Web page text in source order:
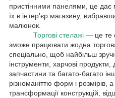
пристінними панелями, це дає
їх в інтер'єр магазину,
малюнок.
Торгові стелажі — це те
зможе працювати жодна
спеціально, щоб найбільш
інструменти, харчові
запчастини та багато-багато
різноманіттю форм і розмірів,
трансформації конструкцій,